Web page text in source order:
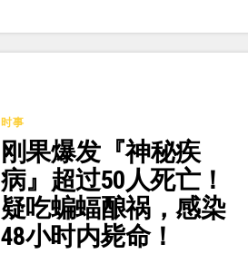
时事
刚果爆发『神秘疾
病』超过50人死亡！
疑吃蝙蝠酿祸，感染
48小时内毙命！